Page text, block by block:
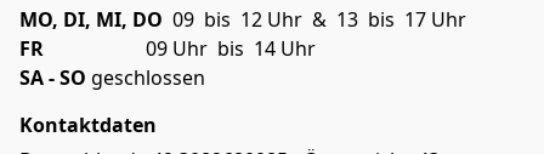
MO, DI, MI, DO 09  bis  12 Uhr  &  13  bis  17 Uhr
FR
SA - SO geschlossen
Kontaktdaten